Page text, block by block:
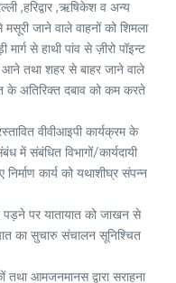
,हरिद्वार ,ऋषिकेश व अन्य
जाने वाले वाहनों को शिमला
से हाथी पांव से ज़ीरो पॉइन्ट
तथा शहर से बाहर जाने वाले
के अतिरिक्त दबाव को कम करते
वीवीआइपी कार्यक्रम के
में संबंधित विभागों/कार्यदायी
कार्य को यथाशीघ्र संपन्न
पड़ने पर यातायात को जाखन से
का सुचारु संचालन सूनिश्चित
तथा आमजनमानस द्वारा सराहना